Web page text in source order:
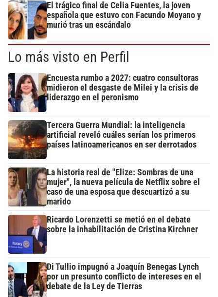
El trágico final de Celia Fuentes, la joven
española que estuvo con Facundo Moyano y
murió tras un escándalo
Lo más visto en Perfil
Encuesta rumbo a 2027: cuatro consultoras
midieron el desgaste de Milei y la crisis de
liderazgo en el peronismo
Tercera Guerra Mundial: la inteligencia
artificial reveló cuáles serían los primeros
países latinoamericanos en ser derrotados
La historia real de "Elize: Sombras de una
mujer", la nueva película de Netflix sobre el
caso de una esposa que descuartizó a su
marido
Ricardo Lorenzetti se metió en el debate
sobre la inhabilitación de Cristina Kirchner
Di Tullio impugnó a Joaquín Benegas Lynch
por un presunto conflicto de intereses en el
debate de la Ley de Tierras